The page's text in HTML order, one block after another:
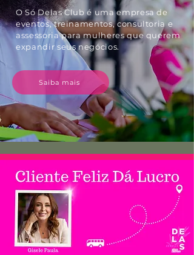
O Só Delas Club é uma empresa de
eventos, treinamentos, consultoria e
assessoria para mulheres que querem
expandir seus negócios.
Saiba mais